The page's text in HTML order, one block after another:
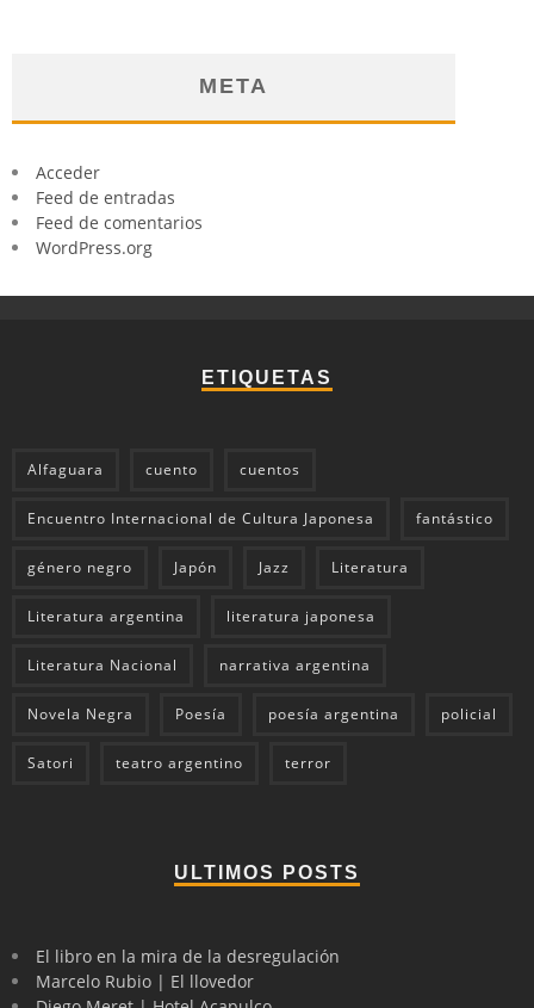
META
Acceder
Feed de entradas
Feed de comentarios
WordPress.org
ETIQUETAS
Alfaguara cuento cuentos
Encuentro Internacional de Cultura Japonesa fantástico
género negro Japón Jazz Literatura
Literatura argentina literatura japonesa
Literatura Nacional narrativa argentina
Novela Negra Poesía poesía argentina policial
Satori teatro argentino terror
ULTIMOS POSTS
El libro en la mira de la desregulación
Marcelo Rubio | El llovedor